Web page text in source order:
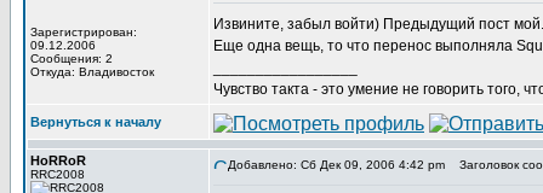
Зарегистрирован:
09.12.2006
Сообщения: 2
Откуда: Владивосток
Извините, забыл войти) Предыдущий пост мой.
Еще одна вещь, то что перенос выполняла
Чувство такта - это умение не говорить того,
Вернуться к началу
HoRRoR
RRC2008
Добавлено: Сб Дек 09, 2006 4:42 pm Заголовок